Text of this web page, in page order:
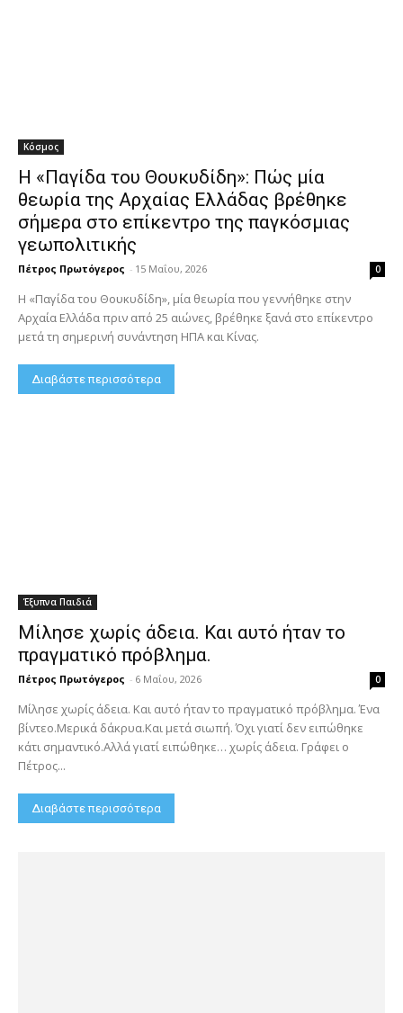
Κόσμος
Η «Παγίδα του Θουκυδίδη»: Πώς μία
θεωρία της Αρχαίας Ελλάδας βρέθηκε
σήμερα στο επίκεντρο της παγκόσμιας
γεωπολιτικής
Πέτρος Πρωτόγερος - 15 Μαΐου, 2026 0
Η «Παγίδα του Θουκυδίδη», μία θεωρία που γεννήθηκε στην
Αρχαία Ελλάδα πριν από 25 αιώνες, βρέθηκε ξανά στο επίκεντρο
μετά τη σημερινή συνάντηση ΗΠΑ και Κίνας.
Διαβάστε περισσότερα
Έξυπνα Παιδιά
Μίλησε χωρίς άδεια. Και αυτό ήταν το
πραγματικό πρόβλημα.
Πέτρος Πρωτόγερος - 6 Μαΐου, 2026 0
Μίλησε χωρίς άδεια. Και αυτό ήταν το πραγματικό πρόβλημα. Ένα
βίντεο.Μερικά δάκρυα.Και μετά σιωπή. Όχι γιατί δεν ειπώθηκε
κάτι σημαντικό.Αλλά γιατί ειπώθηκε… χωρίς άδεια. Γράφει ο
Πέτρος...
Διαβάστε περισσότερα